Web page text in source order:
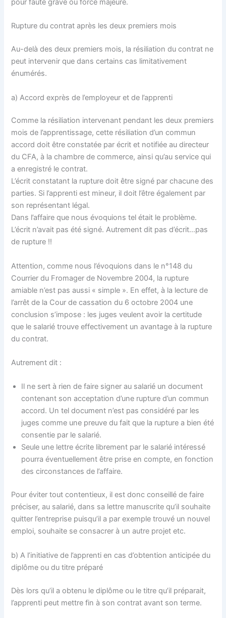
pour faute grave ou force majeure.
Rupture du contrat après les deux premiers mois
Au-delà des deux premiers mois, la résiliation du contrat ne
peut intervenir que dans certains cas limitativement
énumérés.
a) Accord exprès de l’employeur et de l’apprenti
Comme la résiliation intervenant pendant les deux premiers
mois de l’apprentissage, cette résiliation d’un commun
accord doit être constatée par écrit et notifiée au directeur
du CFA, à la chambre de commerce, ainsi qu’au service qui
a enregistré le contrat.
L’écrit constatant la rupture doit être signé par chacune des
parties. Si l’apprenti est mineur, il doit l’être également par
son représentant légal.
Dans l’affaire que nous évoquions tel était le problème.
L’écrit n’avait pas été signé. Autrement dit pas d’écrit…pas
de rupture !!
Attention, comme nous l’évoquions dans le n°148 du
Courrier du Fromager de Novembre 2004, la rupture
amiable n’est pas aussi « simple ». En effet, à la lecture de
l’arrêt de la Cour de cassation du 6 octobre 2004 une
conclusion s’impose : les juges veulent avoir la certitude
que le salarié trouve effectivement un avantage à la rupture
du contrat.
Autrement dit :
Il ne sert à rien de faire signer au salarié un document
contenant son acceptation d’une rupture d’un commun
accord. Un tel document n’est pas considéré par les
juges comme une preuve du fait que la rupture a bien été
consentie par le salarié.
Seule une lettre écrite librement par le salarié intéressé
pourra éventuellement être prise en compte, en fonction
des circonstances de l’affaire.
Pour éviter tout contentieux, il est donc conseillé de faire
préciser, au salarié, dans sa lettre manuscrite qu’il souhaite
quitter l’entreprise puisqu’il a par exemple trouvé un nouvel
emploi, souhaite se consacrer à un autre projet etc.
b) A l’initiative de l’apprenti en cas d’obtention anticipée du
diplôme ou du titre préparé
Dès lors qu’il a obtenu le diplôme ou le titre qu’il préparait,
l’apprenti peut mettre fin à son contrat avant son terme.